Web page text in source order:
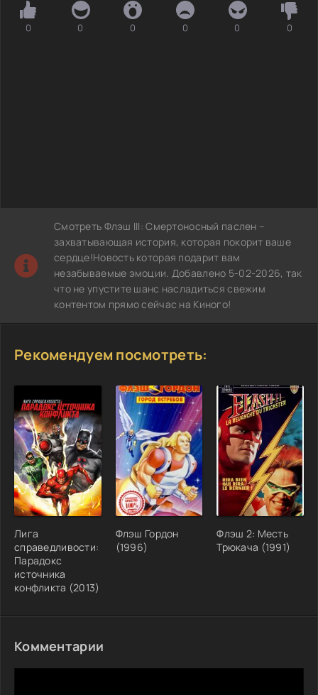
0 0 0 0 0 0
Смотреть Флэш III: Смертоносный паслен –
захватывающая история, которая покорит ваше
сердце!Новость которая подарит вам
незабываемые эмоции. Добавлено 5-02-2026, так
что не упустите шанс насладиться свежим
контентом прямо сейчас на Киного!
Рекомендуем посмотреть:
Лига
справедливости:
Парадокс
источника
конфликта (2013)
Флэш Гордон
(1996)
Флэш 2: Месть
Трюкача (1991)
Комментарии